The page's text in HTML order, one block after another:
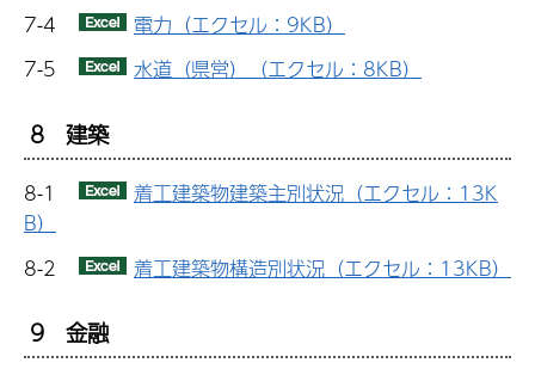
7-4
電力（エクセル：9KB）
7-5
水道（県営）（エクセル：8KB）
8 建築
8-1
着工建築物建築主別状況（エクセル：13K
B）
8-2
着工建築物構造別状況（エクセル：13KB）
9 金融